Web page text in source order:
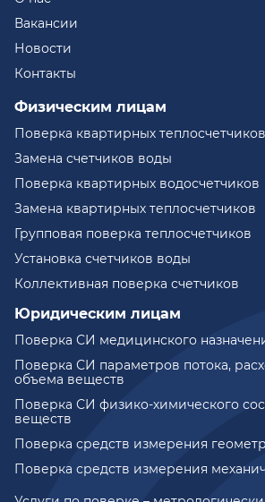
Вакансии
Новости
Контакты
Физическим лицам
Поверка квартирных теплосчетчиков
Замена счетчиков воды
Поверка квартирных водосчетчиков
Замена квартирных теплосчетчиков
Групповая поверка теплосчетчиков
Установка счетчиков воды
Коллективная поверка счетчиков
Юридическим лицам
Поверка СИ медицинского
Поверка СИ параметров потока,
объема веществ
Поверка СИ физико-химического
веществ
Поверка средств измерения
Поверка средств измерения